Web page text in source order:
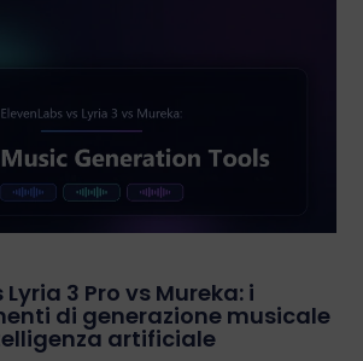
3 Pro vs Mureka: i
di generazione musicale
artificiale